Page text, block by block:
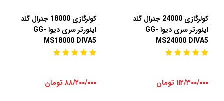
کولرگازی 24000 جنرال گلد
اینورتر سری دیوا GG-
MS24000 DIVA5
۱۱۲/۳۰۰/۰۰۰ تومان
کولرگازی 18000 جنرال گلد
اینورتر سری دیوا GG-
MS18000 DIVA5
۸۸/۲۰۰/۰۰۰ تومان